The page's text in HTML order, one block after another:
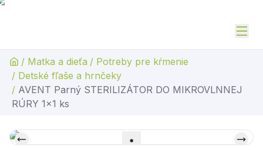
/ Matka a dieťa / Potreby pre kŕmenie
/ Detské fľaše a hrnčeky
/ AVENT Parný STERILIZÁTOR DO MIKROVLNNEJ
RÚRY 1x1 ks